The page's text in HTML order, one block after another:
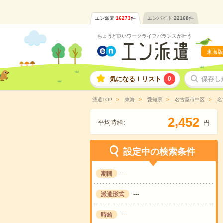
エン派遣 16273件 エンバイト 22168件
ちょうど良いワークライフバランスが叶う
東海版
気になる！リスト 0 保存し
派遣TOP 東海 愛知県 名古屋市中区 名
平均時給: 2,452 円
設定中の検索条件
期間 ---
派遣形式 ---
時給 ---